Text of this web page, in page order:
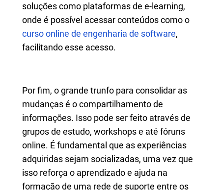
soluções como plataformas de e-learning,
onde é possível acessar conteúdos como o
curso online de engenharia de software,
facilitando esse acesso.
Por fim, o grande trunfo para consolidar as
mudanças é o compartilhamento de
informações. Isso pode ser feito através de
grupos de estudo, workshops e até fóruns
online. É fundamental que as experiências
adquiridas sejam socializadas, uma vez que
isso reforça o aprendizado e ajuda na
formação de uma rede de suporte entre os